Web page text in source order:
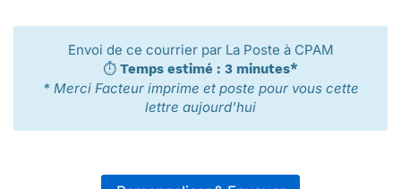
Envoi de ce courrier par La Poste à CPAM
⏱️ Temps estimé : 3 minutes*
* Merci Facteur imprime et poste pour vous cette
lettre aujourd'hui